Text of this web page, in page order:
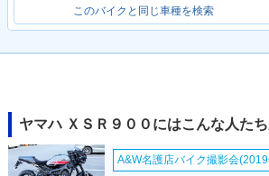
このバイクと同じ車種を検索
ヤマハ ＸＳＲ９００にはこんな人た
A&W名護店バイク撮影会